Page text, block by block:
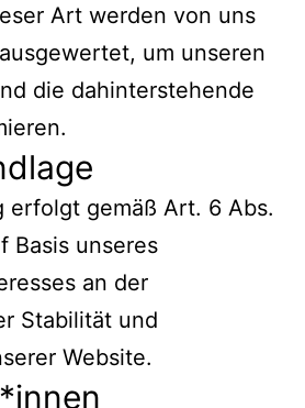
Art werden von uns
um unseren
die dahinterstehende
erfolgt gemäß Art. 6 Abs.
Basis unseres
an der
Stabilität und
Website.